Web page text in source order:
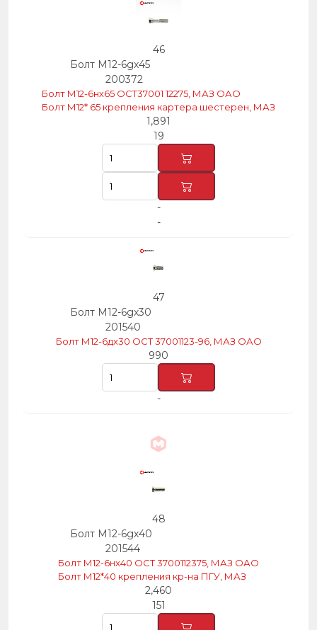
46
Болт М12-6gх45
200372
Болт М12-6нх65 ОСТ37001 12275, МАЗ ОАО
Болт М12* 65 крепления картера шестерен, МАЗ
1,891
19
-
-
47
Болт М12-6gх30
201540
Болт М12-6дх30 ОСТ 37001123-96, МАЗ ОАО
990
-
48
Болт М12-6gх40
201544
Болт М12-6нх40 ОСТ 3700112375, МАЗ ОАО
Болт М12*40 крепления кр-на ПГУ, МАЗ
2,460
151